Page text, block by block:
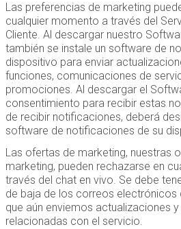
Las preferencias de marketing
cualquier momento a través del
Cliente. Al descargar nuestro
también se instale un software de
dispositivo para enviar
funciones, comunicaciones de
promociones. Al descargar el
consentimiento para recibir estas
de recibir notificaciones, deberá
software de notificaciones de su
Las ofertas de marketing, nuestras
marketing, pueden rechazarse en
través del chat en vivo. Se debe
de baja de los correos electrónicos
que aún enviemos actualizaciones
relacionadas con el servicio.